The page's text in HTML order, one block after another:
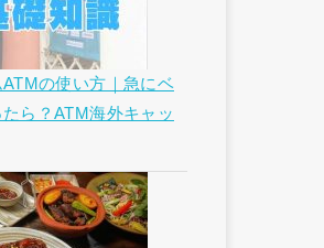
ATMの使い方｜急にベ
ら？ATM海外キャッ